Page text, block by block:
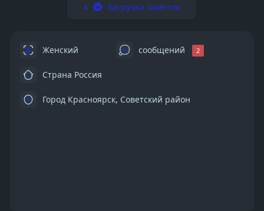
Загрузка заметок
Женский сообщений 2
Страна Россия
Город Красноярск, Советский район